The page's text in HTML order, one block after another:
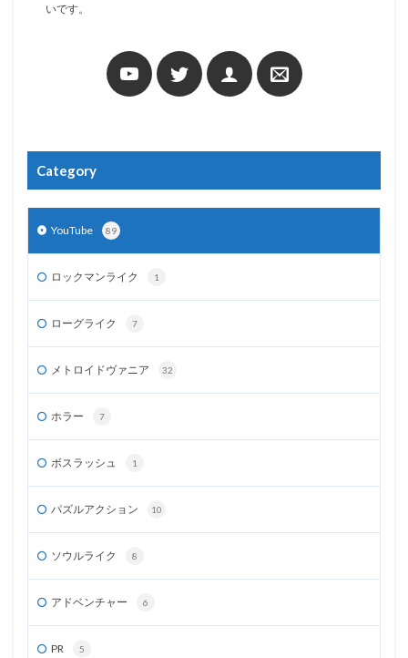
いです。
Category
YouTube 89
ロックマンライク 1
ローグライク 7
メトロイドヴァニア 32
ホラー 7
ボスラッシュ 1
パズルアクション 10
ソウルライク 8
アドベンチャー 6
PR 5